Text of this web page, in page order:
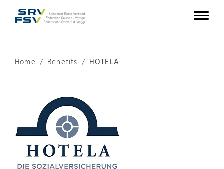
Home Benefits HOTELA